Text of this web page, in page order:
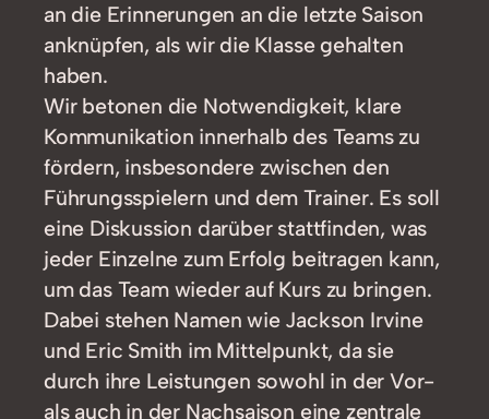
an die Erinnerungen an die letzte Saison
anknüpfen, als wir die Klasse gehalten
haben.
Wir betonen die Notwendigkeit, klare
Kommunikation innerhalb des Teams zu
fördern, insbesondere zwischen den
Führungsspielern und dem Trainer. Es soll
eine Diskussion darüber stattfinden, was
jeder Einzelne zum Erfolg beitragen kann,
um das Team wieder auf Kurs zu bringen.
Dabei stehen Namen wie Jackson Irvine
und Eric Smith im Mittelpunkt, da sie
durch ihre Leistungen sowohl in der Vor-
als auch in der Nachsaison eine zentrale